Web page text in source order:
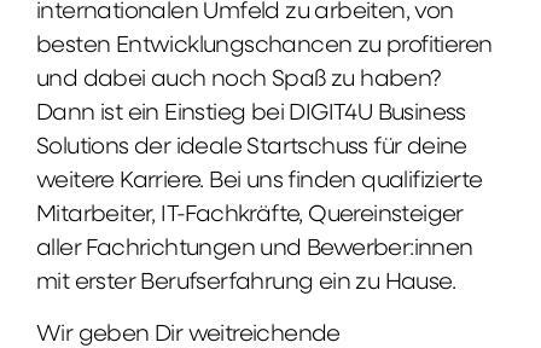
internationalen Umfeld zu arbeiten, von
besten Entwicklungschancen zu profitieren
und dabei auch noch Spaß zu haben?
Dann ist ein Einstieg bei DIGIT4U Business
Solutions der ideale Startschuss für deine
weitere Karriere. Bei uns finden qualifizierte
Mitarbeiter, IT-Fachkräfte, Quereinsteiger
aller Fachrichtungen und Bewerber:innen
mit erster Berufserfahrung ein zu Hause.
Wir geben Dir weitreichende